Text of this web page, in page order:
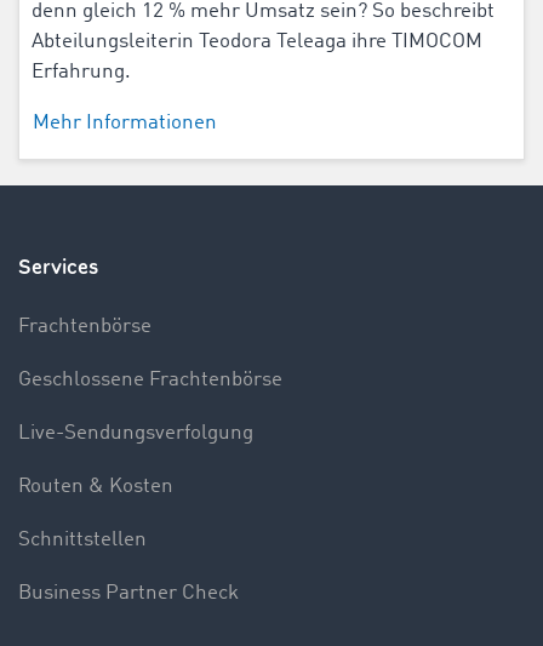
denn gleich 12 % mehr Umsatz sein? So beschreibt
Abteilungsleiterin Teodora Teleaga ihre TIMOCOM
Erfahrung.
Mehr Informationen
Services
Frachtenbörse
Geschlossene Frachtenbörse
Live-Sendungsverfolgung
Routen & Kosten
Schnittstellen
Business Partner Check